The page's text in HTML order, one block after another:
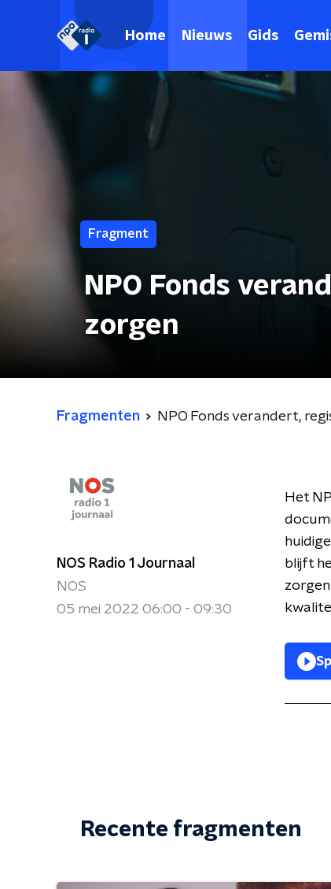
Home Nieuws Gids
Fragment
NPO Fonds
zorgen
Fragmenten NPO Fonds verandert,
NOS Radio 1 Journaal
NOS
05 mei 2022 06:00 - 09:30
Het
blijft
Recente fragmenten